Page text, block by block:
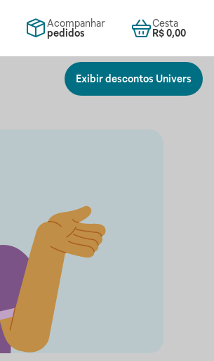
Acompanhar
pedidos
Cesta
R$ 0,00
Exibir descontos Univers